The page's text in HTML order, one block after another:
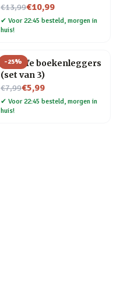
€13,99
Nu voor€10,99
✔ Voor 22:45 besteld, morgen in
huis!
-25%
Sea Life boekenleggers
(set van 3)
€7,99
Nu voor€5,99
✔ Voor 22:45 besteld, morgen in
huis!